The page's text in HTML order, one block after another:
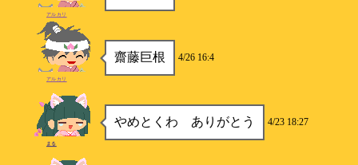
アルカリ
齋藤巨根 4/26 16:4
アルカリ
やめとくわ ありがとう 4/23 18:27
まる